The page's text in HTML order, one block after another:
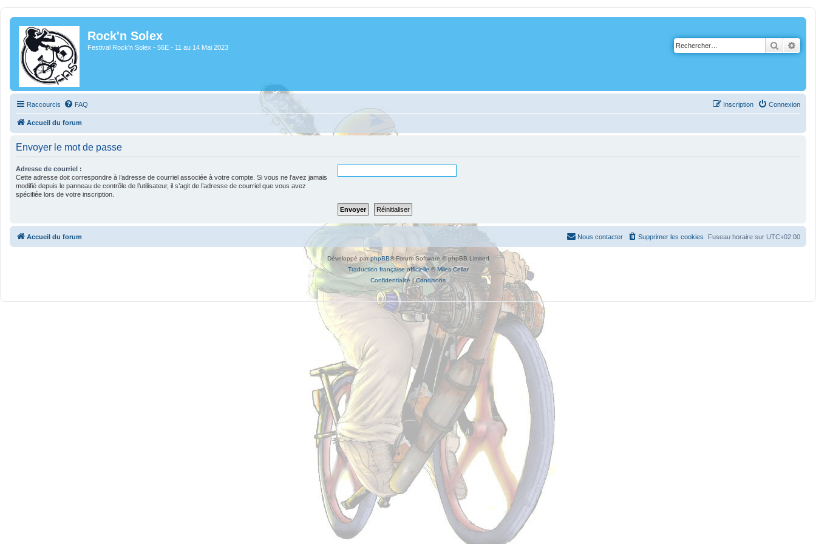
Rock'n Solex
Festival Rock'n Solex - 56E - 11 au 14 Mai 2023
Raccourcis FAQ Connexion
Inscription
Accueil du forum
Envoyer le mot de passe
Adresse de courriel :
Cette adresse doit correspondre à l’adresse de courriel associée à votre compte. Si vous ne l’avez jamais
modifié depuis le panneau de contrôle de l’utilisateur, il s’agit de l’adresse de courriel que vous avez
spécifiée lors de votre inscription.
Accueil du forum Fuseau horaire sur UTC+02:00
Supprimer les cookies
Nous contacter
Développé parphpBB® Forum Software © phpBB Limited
Traduction française officielle ©Miles Cellar
Confidentialité |Conditions